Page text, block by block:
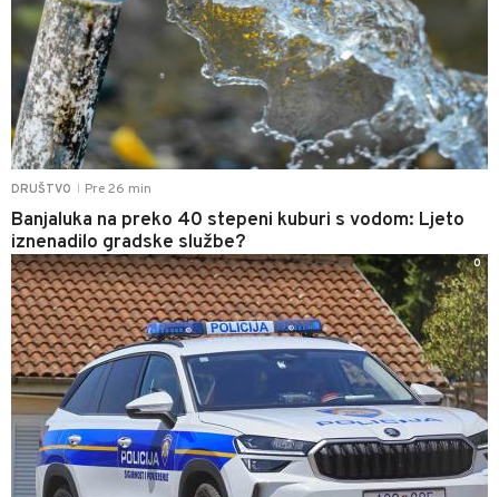
DRUŠTVO Pre 26 min
Banjaluka na preko 40 stepeni kuburi s vodom: Ljeto
iznenadilo gradske službe?
0